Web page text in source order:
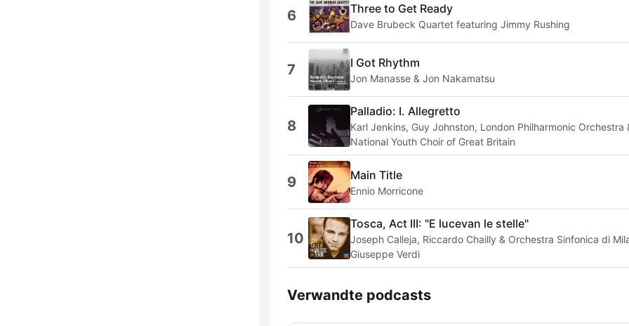
6 Three to Get Ready
Dave Brubeck Quartet featuring Jimmy Rushing
7 I Got Rhythm
Jon Manasse & Jon Nakamatsu
8
Palladio: I. Allegretto
Karl Jenkins, Guy Johnston, London Philharmonic Orchestra
National Youth Choir of Great Britain
9 Main Title
Ennio Morricone
10
Tosca, Act III: "E lucevan le stelle"
Joseph Calleja, Riccardo Chailly & Orchestra Sinfonica di
Giuseppe Verdi
Verwandte podcasts